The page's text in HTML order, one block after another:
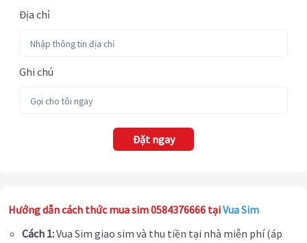
Địa chỉ
Ghi chú
Đặt ngay
Hướng dẫn cách thức mua sim 0584376666 tạiVua Sim
Cách 1:Vua Sim giao sim và thu tiền tại nhà miễn phí (áp